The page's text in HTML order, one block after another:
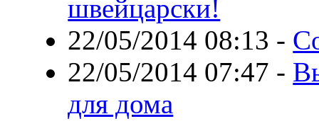
швейцарски!
22/05/2014 08:13 -
22/05/2014 07:47 -
для дома